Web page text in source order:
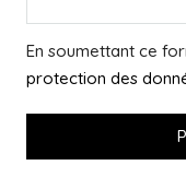
En soumettant ce
protection des